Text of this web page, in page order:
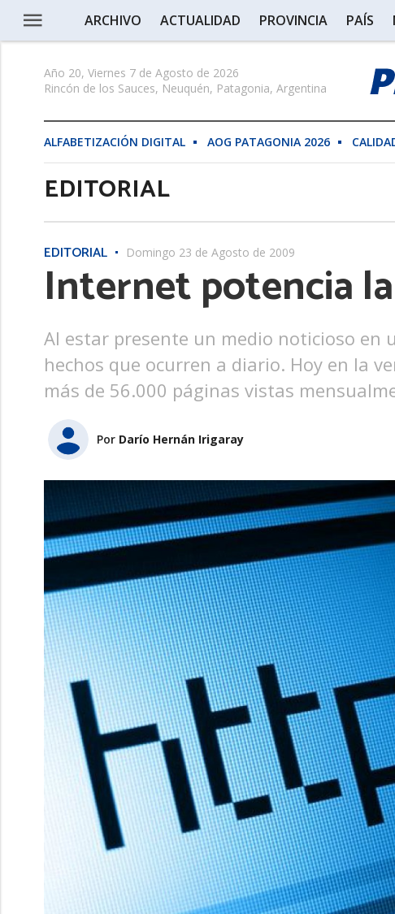
ARCHIVO ACTUALIDAD PROVINCIA PAÍS
Año 20, Viernes 7 de Agosto de 2026
Rincón de los Sauces, Neuquén, Patagonia, Argentina
ALFABETIZACIÓN DIGITAL AOG PATAGONIA 2026
EDITORIAL
EDITORIAL Domingo 23 de Agosto de 2009
Internet potencia
Al estar presente un medio noticioso en
hechos que ocurren a diario. Hoy en la
más de 56.000 páginas vistas
Por Darío Hernán Irigaray